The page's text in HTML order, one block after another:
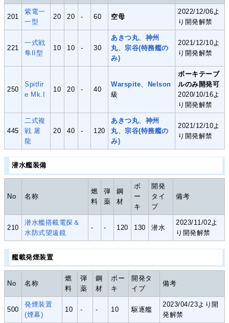
201
紫電一
一型
20 20 - 60 空母
2022/12/06よ
り開発解禁
221
一式戦
隼II型
10 10 - 30
あきつ丸、 神州
丸、 宗谷(特務艦の
み)
2021/12/10よ
り開発解禁
250
Spitfir
e Mk.I
10 20 - 40
Warspite
Nelson
級
ボーキテーブ
ルのみ開発可
2020/10/16よ
り開発解禁
445
二式複
戦 屠
龍
20 40 - 120
あきつ丸、 神州
丸、 宗谷(特務艦の
み)
2021/12/10よ
り開発解禁
潜水艦装備
No 名称
燃
料
弾
薬
鋼
材
ボ
ー
キ
開発
タイ
プ
備考
210
潜水艦搭載電探＆
水防式望遠鏡
- - 120 130 潜水
2023/11/02よ
り開発解禁
艦載発煙装置
No 名称
燃
料
弾
薬
鋼
材
ボー
キ
開発タ
イプ
備考
500
発煙装置
(煙幕)
10 - - 10 駆逐艦
2023/04/23より開
発解禁